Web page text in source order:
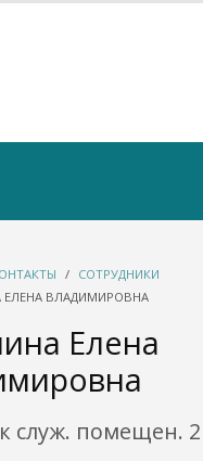
СОТРУДНИКИ
ЕЛЕНА ВЛАДИМИРОВНА
Елена
служ. помещен. 2